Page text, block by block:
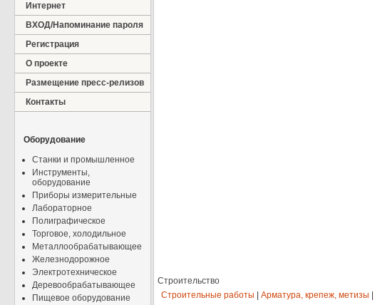
Интернет
ВХОД/Напоминание пароля
Регистрация
О проекте
Размещение пресс-релизов
Контакты
Оборудование
Станки и промышленное
Инструменты,
оборудование
Приборы измерительные
Лабораторное
Полиграфическое
Торговое, холодильное
Металлообрабатывающее
Железнодорожное
Электротехническое
Деревообрабатывающее
Пищевое оборудование
Строительство
Строительные работы
Арматура, крепеж, метизы